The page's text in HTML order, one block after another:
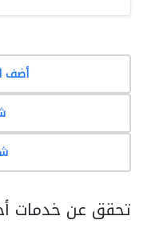
أضف
تحقق عن خدمات